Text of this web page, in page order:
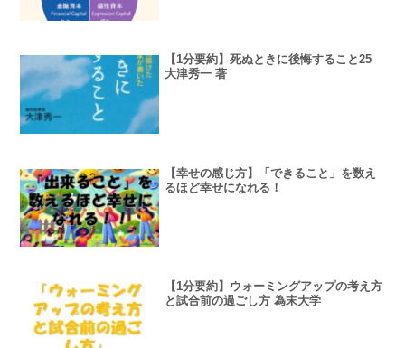
【1分要約】死ぬときに後悔すること25
大津秀一 著
【幸せの感じ方】「できること」を数え
るほど幸せになれる！
【1分要約】ウォーミングアップの考え方
と試合前の過ごし方 為末大学